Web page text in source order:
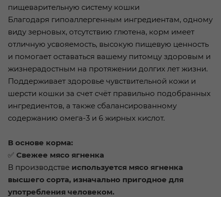
пищеварительную систему кошки
Благодаря гипоаллергенным ингредиентам, одному
виду зерновых, отсутствию глютена, корм имеет
отличную усвояемость, высокую пищевую ценность
и помогает оставаться вашему питомцу здоровым и
жизнерадостным на протяжении долгих лет жизни.
Поддерживает здоровье чувствительной кожи и
шерсти кошки за счет счёт правильно подобранных
ингредиентов, а также сбалансированному
содержанию омега-3 и 6 жирных кислот.
В основе корма:
✅ Свежее мясо ягненка
В производстве используется мясо ягненка
высшего сорта, изначально пригодное для
употребления человеком.